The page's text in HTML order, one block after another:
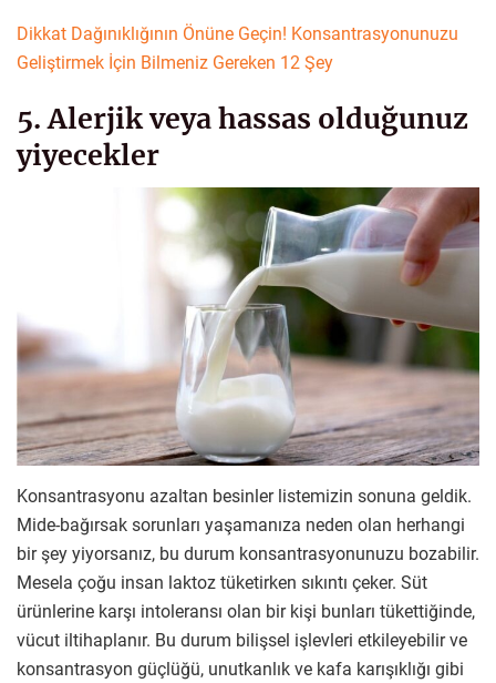
Dikkat Dağınıklığının Önüne Geçin! Konsantrasyonunuzu
Geliştirmek İçin Bilmeniz Gereken 12 Şey
5. Alerjik veya hassas olduğunuz
yiyecekler
Konsantrasyonu azaltan besinler listemizin sonuna geldik.
Mide-bağırsak sorunları yaşamanıza neden olan herhangi
bir şey yiyorsanız, bu durum konsantrasyonunuzu bozabilir.
Mesela çoğu insan laktoz tüketirken sıkıntı çeker. Süt
ürünlerine karşı intoleransı olan bir kişi bunları tükettiğinde,
vücut iltihaplanır. Bu durum bilişsel işlevleri etkileyebilir ve
konsantrasyon güçlüğü, unutkanlık ve kafa karışıklığı gibi